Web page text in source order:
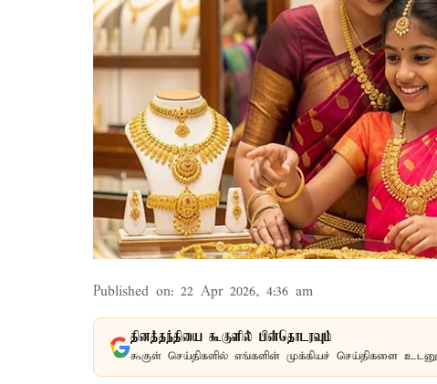
Published on: 22 Apr 2026, 4:36 am
தினத்தந்தியை கூகுளில் பின்தொடரவும்
கூகுள் செய்திகளில் எங்களின் முக்கியச் செய்திகளை